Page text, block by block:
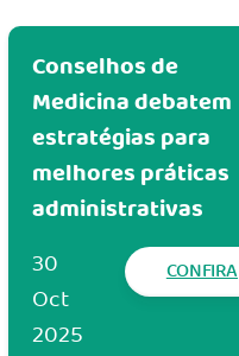
Conselhos de
Medicina debatem
estratégias para
melhores práticas
administrativas
30
Oct
2025
CONFIRA